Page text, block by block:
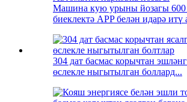
Машина кую урыны йозагы
биеклектә APP белән идарә итү
304 дат басмас корычтан
өслекле ныгытылган боллард...